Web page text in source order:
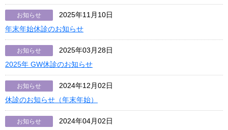
お知らせ
2025年11月10日
年末年始休診のお知らせ
お知らせ
2025年03月28日
2025年 GW休診のお知らせ
お知らせ
2024年12月02日
休診のお知らせ（年末年始）
お知らせ
2024年04月02日